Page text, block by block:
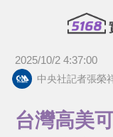
2025/10/2 4:37:00
中央社記者張榮
台灣高美